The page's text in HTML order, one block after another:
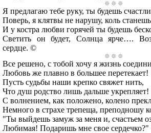
Я предлагаю тебе руку, ты будешь
Поверь, я клятвы не нарушу, коль
И у костра любви горячей ты будешь
Светить он будет, Солнца ярче….
сердце. ©
Все решено, с тобой хочу я жизнь
Любовь же плавно в большее перетекает!
Пусть судьбы наши крепко свяжет нить,
Что душ родство лишь дальше укрепляет!
С волнением, как положено, колено
Немного в страхе трепеща, преподношу
"Ты выйдешь замуж за меня и, счастьем
Любимая! Подаришь мне свое